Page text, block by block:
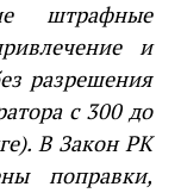
штрафные
и
разрешения
с 300 до
В Закон РК
поправки,